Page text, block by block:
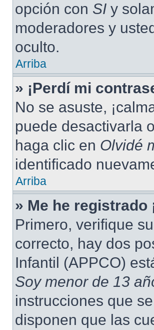
opción con SI y
moderadores y
oculto.
Arriba
» ¡Perdí mi
No se asuste,
puede desactivarla
haga clic en Olvidé
identificado
Arriba
» Me he registrado
Primero, verifique
correcto, hay dos
Infantil (APPCO)
Soy menor de 13
instrucciones que
disponen que las